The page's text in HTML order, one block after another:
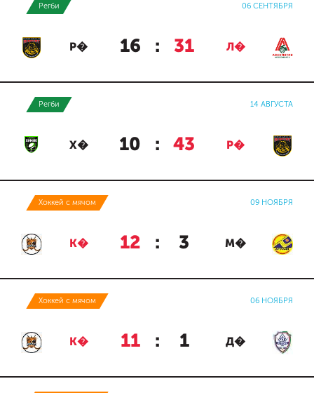
Регби 06 СЕНТЯБРЯ
Р� 16 : 31 Л�
Регби 14 АВГУСТА
Х� 10 : 43 Р�
Хоккей с мячом 09 НОЯБРЯ
К� 12 : 3 М�
Хоккей с мячом 06 НОЯБРЯ
К� 11 : 1 Д�